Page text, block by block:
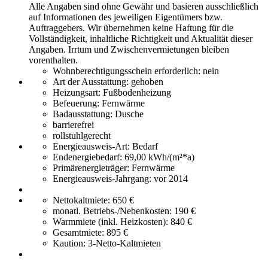
Alle Angaben sind ohne Gewähr und basieren ausschließlich
auf Informationen des jeweiligen Eigentümers bzw.
Auftraggebers. Wir übernehmen keine Haftung für die
Vollständigkeit, inhaltliche Richtigkeit und Aktualität dieser
Angaben. Irrtum und Zwischenvermietungen bleiben
vorenthalten.
Wohnberechtigungsschein erforderlich: nein
Art der Ausstattung: gehoben
Heizungsart: Fußbodenheizung
Befeuerung: Fernwärme
Badausstattung: Dusche
barrierefrei
rollstuhlgerecht
Energieausweis-Art: Bedarf
Endenergiebedarf: 69,00 kWh/(m²*a)
Primärenergieträger: Fernwärme
Energieausweis-Jahrgang: vor 2014
Nettokaltmiete: 650 €
monatl. Betriebs-/Nebenkosten: 190 €
Warmmiete (inkl. Heizkosten): 840 €
Gesamtmiete: 895 €
Kaution: 3-Netto-Kaltmieten